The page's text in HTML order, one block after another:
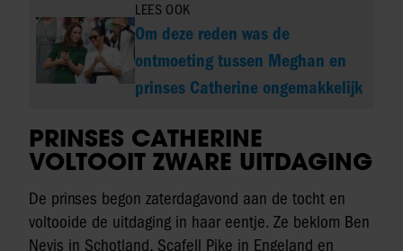
LEES OOK
Om deze reden was de
ontmoeting tussen Meghan en
prinses Catherine ongemakkelijk
PRINSES CATHERINE
VOLTOOIT ZWARE UITDAGING
De prinses begon zaterdagavond aan de tocht en
voltooide de uitdaging in haar eentje. Ze beklom Ben
Nevis in Schotland, Scafell Pike in Engeland en